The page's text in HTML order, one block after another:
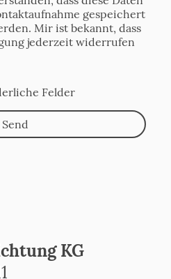
gespeichert
Mir ist bekannt, dass
jederzeit widerrufen
Felder
Send
KG